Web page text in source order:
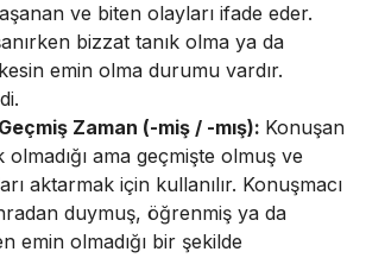
ve biten olayları ifade eder.
bizzat tanık olma ya da
emin olma durumu vardır.
Zaman (-miş / -mış): Konuşan
olmadığı ama geçmişte olmuş ve
aktarmak için kullanılır. Konuşmacı
duymuş, öğrenmiş ya da
emin olmadığı bir şekilde